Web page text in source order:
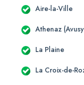
Aire-la-Ville
Athenaz
La Plaine
La Croix-de-